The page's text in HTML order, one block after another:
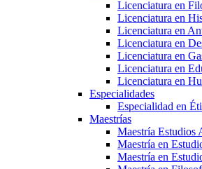
Licenciatura en
Licenciatura en
Licenciatura en
Licenciatura en
Licenciatura en
Licenciatura en
Licenciatura en
Especialidades
Especialidad en
Maestrías
Maestría Estudios
Maestría en
Maestría en